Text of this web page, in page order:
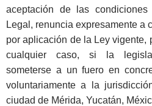
aceptación de las
Legal, renuncia expresamente a
por aplicación de la Ley vigente,
cualquier caso, si la
someterse a un fuero en
voluntariamente a la
ciudad de Mérida, Yucatán,